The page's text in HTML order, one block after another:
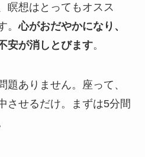
瞑想はとってもオスス
。心がおだやかになり、
安が消しとびます。
題ありません。座って、
させるだけ。まずは5分間